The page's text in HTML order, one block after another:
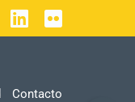
LinkedIn
Flickr
Contacto